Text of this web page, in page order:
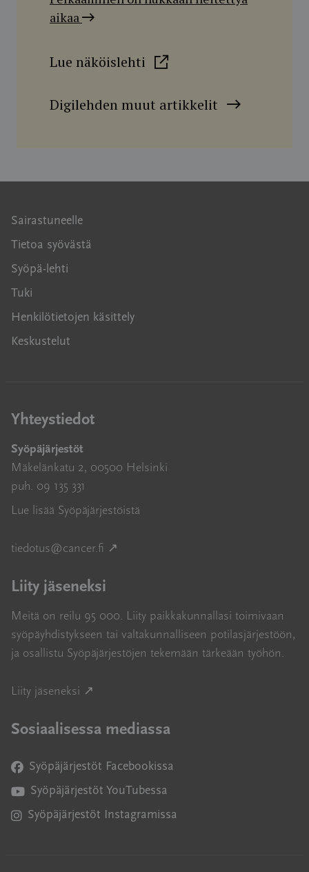
aikaa
Lue näköislehti
Digilehden muut artikkelit
Sairastuneelle
Tietoa syövästä
Syöpä-lehti
Tuki
Henkilötietojen käsittely
Keskustelut
Yhteystiedot
Syöpäjärjestöt
Mäkelänkatu 2, 00500 Helsinki
puh. 09 135 331
Lue lisää Syöpäjärjestöistä
tiedotus@cancer.fi ↗
Liity jäseneksi
Meitä on reilu 95 000. Liity paikkakunnallasi toimivaan
syöpäyhdistykseen tai valtakunnalliseen potilasjärjestöön,
ja osallistu Syöpäjärjestöjen tekemään tärkeään työhön.
Liity jäseneksi ↗
Sosiaalisessa mediassa
Syöpäjärjestöt Facebookissa
Avautuu uuteen ikkunaan
Syöpäjärjestöt YouTubessa
Avautuu uuteen ikkunaan
Syöpäjärjestöt Instagramissa
Avautuu uuteen ikkunaan